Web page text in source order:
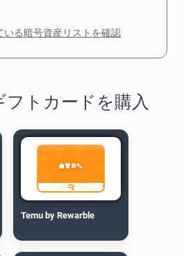
いる暗号資産リストを確認
フトカードを購入
Temu by Rewarble